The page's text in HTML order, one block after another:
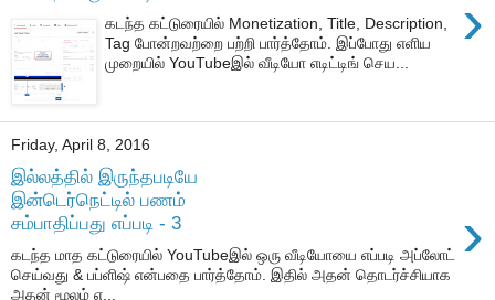
›
கடந்த கட்டுரையில் Monetization, Title, Description,
Tag போன்றவற்றை பற்றி பார்த்தோம். இப்போது எளிய
முறையில் YouTubeஇல் வீடியோ எடிட்டிங் செய...
Friday, April 8, 2016
இல்லத்தில் இருந்தபடியே
இன்டெர்நெட்டில் பணம்
சம்பாதிப்பது எப்படி - 3
›
கடந்த மாத கட்டுரையில் YouTubeஇல் ஒரு வீடியோயை எப்படி அப்லோட்
செய்வது & பப்ளிஷ் என்பதை பார்த்தோம். இதில் அதன் தொடர்ச்சியாக
அதன் மூலம் எ...